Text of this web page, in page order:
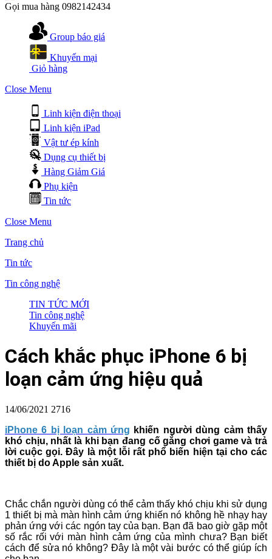
Gọi mua hàng 0982142434
Group báo giá
Khuyến mại
Giỏ hàng
Close Menu
Linh kiện điện thoại
Linh kiện iPad
Vật tư ép kính
Dụng cụ thiết bị
Hàng Giảm Giá
Phụ kiện
Tin tức
Close Menu
Trang chủ
Tin tức
Tin công nghệ
TIN TỨC MỚI
Tin công nghệ
Khuyến mãi
Cách khắc phục iPhone 6 bị
loạn cảm ứng hiệu quả
14/06/2021 2716
iPhone 6 bị loạn cảm ứng khiến người dùng cảm thấy
khó chịu, nhất là khi bạn đang cố gắng chơi game và trả
lời cuộc gọi. Đây là một lỗi rất phổ biến hiện tại cho các
thiết bị do Apple sản xuất. ​
Chắc chắn người dùng có thể cảm thấy khó chịu khi sử dụng
1 thiết bị mà màn hình cảm ứng khiến nó không hề nhạy hay
phản ứng với các ngón tay của bạn. Bạn đã bao giờ gặp một
số rắc rối với màn hình cảm ứng của mình chưa? Bạn biết
cách để sửa nó không? Đây là một vài bước có thể giúp ích